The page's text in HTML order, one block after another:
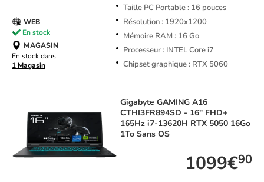
Taille PC Portable : 16 pouces
Résolution : 1920x1200
Mémoire RAM : 16 Go
Processeur : INTEL Core i7
Chipset graphique : RTX 5060
WEB
En stock
MAGASIN
En stock dans
1 Magasin
Gigabyte GAMING A16
CTHI3FR894SD - 16" FHD+
165Hz i7-13620H RTX 5050 16Go
1To Sans OS
1099€90